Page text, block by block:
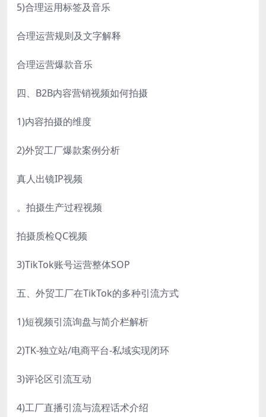
5)合理运用标签及音乐
合理运营规则及文字解释
合理运营爆款音乐
四、B2B内容营销视频如何拍摄
1)内容拍摄的维度
2)外贸工厂爆款案例分析
真人出镜IP视频
。拍摄生产过程视频
拍摄质检QC视频
3)TikTok账号运营整体SOP
五、外贸工厂在TikTok的多种引流方式
1)短视频引流询盘与简介栏解析
2)TK-独立站/电商平台-私域实现闭环
3)评论区引流互动
4)工厂直播引流与流程话术介绍